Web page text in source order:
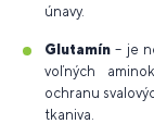
únavy.
Glutamín – je
voľných
ochranu
tkaniva.